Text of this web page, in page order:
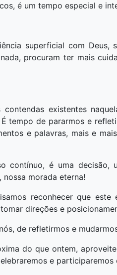
é um tempo especial e
superficial com Deus,
procuram ter mais
existentes
tempo de pararmos e
e palavras, mais e
contínuo, é uma decisão,
morada eterna!
reconhecer que
direções e
de refletirmos e
do que ontem,
e